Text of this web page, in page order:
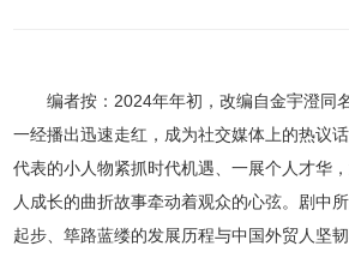
贝发讲堂
环境责任
编者按：2024年年初，改编自金宇澄同
一经播出迅速走红，成为社交媒体上的热议
代表的小人物紧抓时代机遇、一展个人才华
人成长的曲折故事牵动着观众的心弦。剧中
起步、筚路蓝缕的发展历程与中国外贸人坚